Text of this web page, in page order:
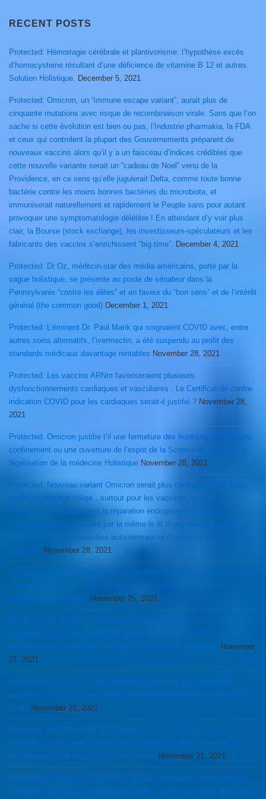
RECENT POSTS
Protected: Hémorragie cérébrale et plantivorisme: l’hypothèse excès
d’homocysteine résultant d’une déficience de vitamine B 12 et autres.
Solution Holistique. December 5, 2021
Protected: Omicron, un “immune escape variant”, aurait plus de
cinquante mutations avec risque de recombinaison virale. Sans que l’on
sache si cette évolution est bien ou pas, l’Industrie pharmakia, la FDA
et ceux qui controlent la plupart des Gouvernements préparent de
nouveaux vaccins alors qu’il y a un faisceau d’indices crédibles que
cette nouvelle variante serait un “cadeau de Noel” venu de la
Providence, en ce sens qu’elle jugulerait Delta, comme toute bonne
bactérie contre les moins bonnes bactéries du microbiota, et
immuniserait naturellement et rapidement le Peuple sans pour autant
provoquer une symptomatologie délétère ! En attendant d’y voir plus
clair, la Bourse (stock exchange), les investisseurs-spéculateurs et les
fabricants des vaccins s’enrichissent “big time”. December 4, 2021
Protected: Dr Oz, médecin-star des média américains, porté par la
vague holistique, se présente au poste de sénateur dans la
Pennsylvanie “contre les élites” et en faveur du “bon sens” et de l’intérêt
général (the common good) December 1, 2021
Protected: L’éminent Dr. Paul Marik qui soignaient COVID avec, entre
autres soins alternatifs, l’ivermectin, a été suspendu au profit des
standards médicaux davantage rentables November 28, 2021
Protected: Les vaccins ARNm favoriseraient plusieurs
dysfonctionnements cardiaques et vasculaires : Le Certificat de contre-
indication COVID pour les cardiaques serait-il justifié ? November 28,
2021
Protected: Omicron justifie t’il une fermeture des frontières et éventuel
confinement ou une ouverture de l’esprit de la Science et de la pleine
légalisation de la médecine Holistique November 28, 2021
Protected: Nouveau variant Omicron serait plus contagieux que Delta,
mutation adaptive oblige…surtout pour les vaccinés, alors que les
Vaccins Covid inhiberaient la réparation endogène de l’ADN et
l’immunité adaptive faisant par la même le lit d’une nouvelle pandémie
faite de cancer, de désordres auto-immuns et d’un boost de la vieillesse
accélérée November 28, 2021
Protected: Contibuer à la Fin de la pandémie COVID via la médecine
officielle, via les “fever clinics” de la Chine ou via les cliniques
holistiques “new age” ? November 25, 2021
Protected: De plus en plus de représentants élus du G.O.P républicain
engagent des recours judiciaires contre les vaccins COVID sur le
fondement que l’immunité naturelle est clairement supérieure November
21, 2021
Protected: Plus de 80 études publiées confirment que l’immunité
naturelle seraient au moins égales et souvent supérieures aux vaccins
Covid November 21, 2021
Protected: La CDC refuse de repertorier les données sur l’immunité
naturelle COVID, alors que plus de 80 études publiées montrent que
ces données sont supérieures aux vaccins November 21, 2021
Protected: Alors que la Vitamine D module l’immunité et la réparation
cellulaire, les Vaccins COVID détruiraient l’un des systèmes endogènes